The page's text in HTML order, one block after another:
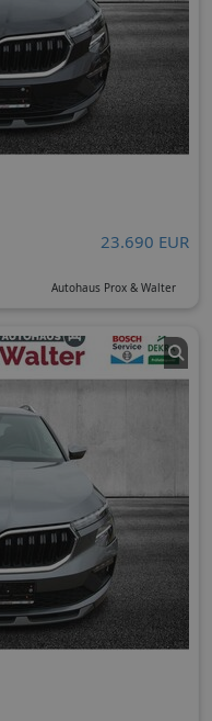
23.690 EUR
Autohaus Prox & Walter